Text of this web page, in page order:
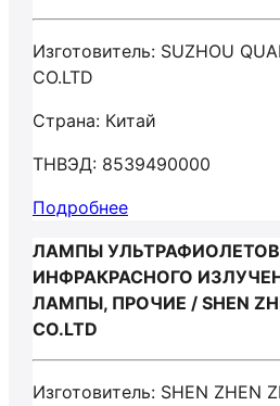
Изготовитель: SUZHOU
CO.LTD
Страна: Китай
ТНВЭД: 8539490000
Подробнее
ЛАМПЫ
ИНФРАКРАСНОГО
ЛАМПЫ, ПРОЧИЕ / SHEN
CO.LTD
Изготовитель: SHEN ZHEN